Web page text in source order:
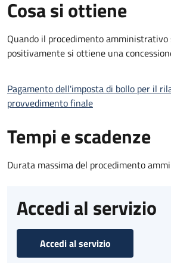
Cosa si ottiene
Quando il procedimento amministrativo
positivamente si ottiene una
Pagamento dell'imposta di bollo per il
provvedimento finale
Tempi e scadenze
Durata massima del procedimento
Accedi al servizio
Accedi al servizio